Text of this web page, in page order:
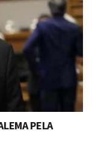
PELA